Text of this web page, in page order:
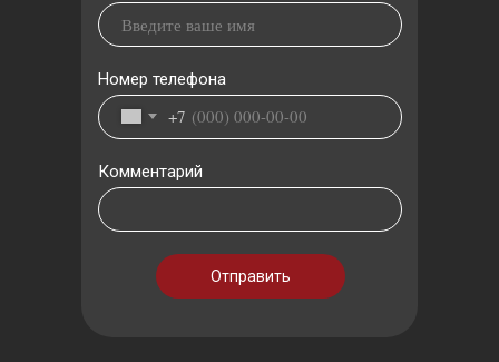
Номер телефона
+7
Комментарий
Отправить